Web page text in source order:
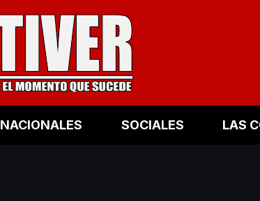
NACIONALES SOCIALES LAS